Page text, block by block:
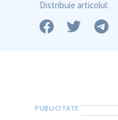
Distribuie articolul: